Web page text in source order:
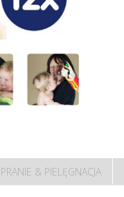
PRANIE & PIELĘGNACJA